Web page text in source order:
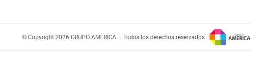
© Copyright 2026 GRUPO AMERICA – Todos los derechos reservados